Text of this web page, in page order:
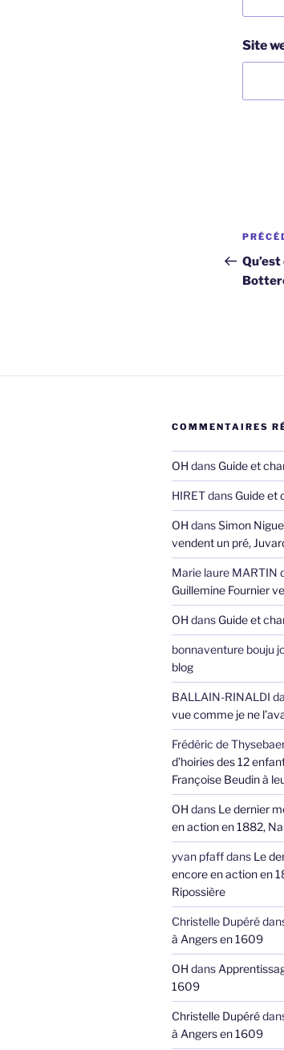
Site
de
Article
COMMENTAIRES
OH dans Guide et
HIRETdans Guide et
OH dansSimon
vendent un pré,
Marie laure MARTIN
Guillemine Fournier
OH dans Guide et
bonnaventure bouju
blog
BALLAIN-RINALDI
vue comme je ne
Frédéric de
d’hoiries des 12
Françoise Beudin à
OH dans Le dernier
en action en 1882,
yvan pfaffdans Le
encore en action en
Ripossière
Christelle Dupéré
à Angers en 1609
OH dans
1609
Christelle Dupéré
à Angers en 1609